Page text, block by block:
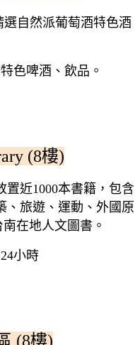
自然派葡萄酒特色酒
色啤酒、飲品。
(8樓)
近1000本書籍，包含
、旅遊、運動、外國原
在地人文圖書。
小時
(8樓)